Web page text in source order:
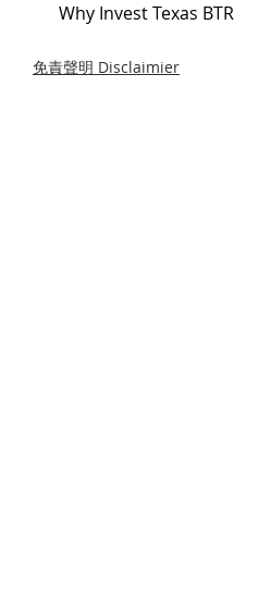
Why Invest Texas BTR
免責聲明 Disclaimier